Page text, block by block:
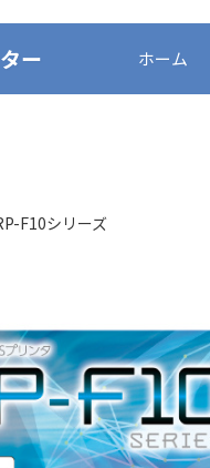
ー ホーム
F10シリーズ